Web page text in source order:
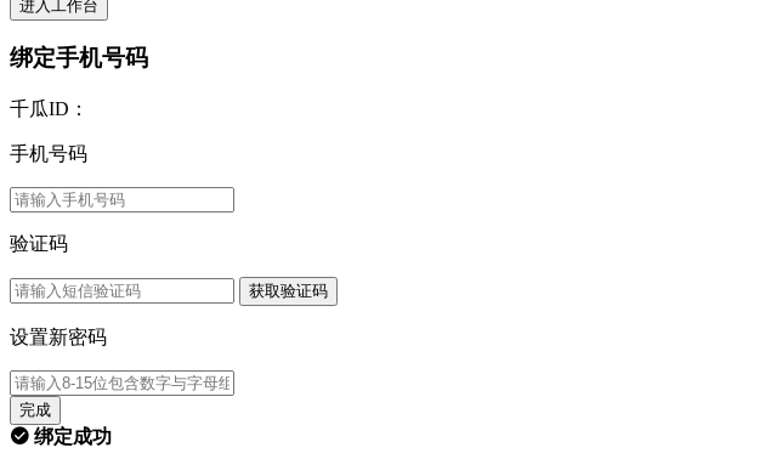
进入工作台
绑定手机号码
千瓜ID：
手机号码
验证码
获取验证码
设置新密码
完成
绑定成功